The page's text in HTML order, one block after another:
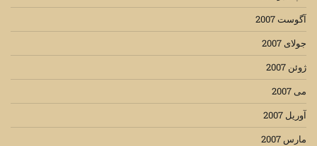
آگوست 2007
جولای 2007
ژوئن 2007
می 2007
آوریل 2007
مارس 2007